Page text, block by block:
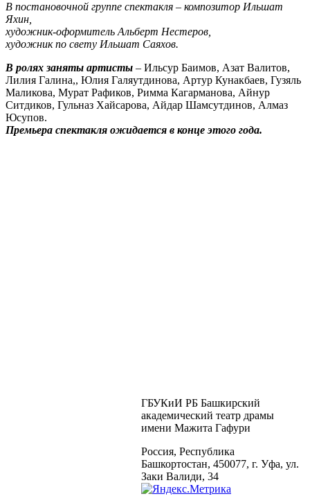
В постановочной группе спектакля – композитор Ильшат
Яхин,
художник-оформитель Альберт Нестеров,
художник по свету Ильшат Саяхов.
В ролях заняты артисты – Ильсур Баимов, Азат Валитов,
Лилия Галина,, Юлия Галяутдинова, Артур Кунакбаев, Гузяль
Маликова, Мурат Рафиков, Римма Кагарманова, Айнур
Ситдиков, Гульназ Хайсарова, Айдар Шамсутдинов, Алмаз
Юсупов.
Премьера спектакля ожидается в конце этого года.
ГБУКиИ РБ Башкирский
академический театр драмы
имени Мажита Гафури
Россия, Республика
Башкортостан, 450077, г. Уфа, ул.
Заки Валиди, 34